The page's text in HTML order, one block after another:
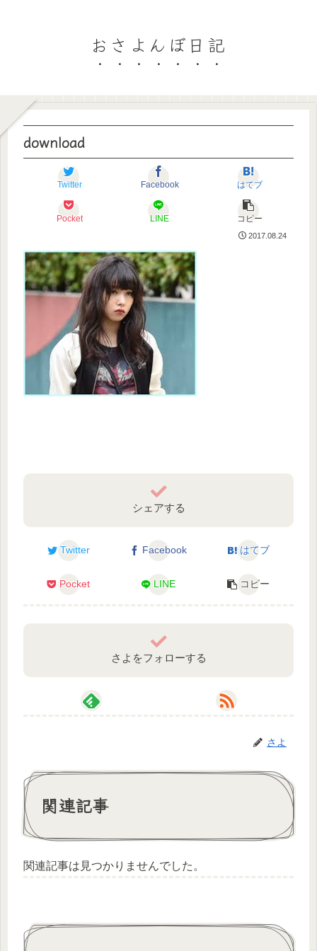
おさよんぼ日記
download
Twitter Facebook はてブ
Pocket LINE コピー
2017.08.24
シェアする
Twitter Facebook はてブ
Pocket LINE コピー
さよをフォローする
さよ
関連記事
関連記事は見つかりませんでした。